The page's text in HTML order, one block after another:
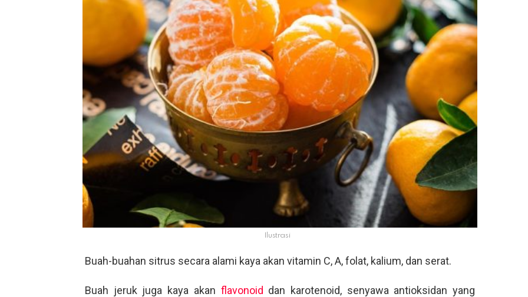
Ilustrasi
Buah-buahan sitrus secara alami kaya akan vitamin C, A, folat, kalium, dan serat.
Buah jeruk juga kaya akan flavonoid dan karotenoid, senyawa antioksidan yang